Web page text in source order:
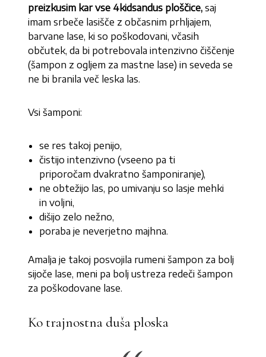
preizkusim kar vse 4kidsandus ploščice, saj
imam srbeče lasišče z občasnim prhljajem,
barvane lase, ki so poškodovani, včasih
občutek, da bi potrebovala intenzivno čiščenje
(šampon z ogljem za mastne lase) in seveda se
ne bi branila več leska las.
Vsi šamponi:
se res takoj penijo,
čistijo intenzivno (vseeno pa ti
priporočam dvakratno šamponiranje),
ne obtežijo las, po umivanju so lasje mehki
in voljni,
dišijo zelo nežno,
poraba je neverjetno majhna.
Amalja je takoj posvojila rumeni šampon za bolj
sijoče lase, meni pa bolj ustreza redeči šampon
za poškodovane lase.
Ko trajnostna duša ploska